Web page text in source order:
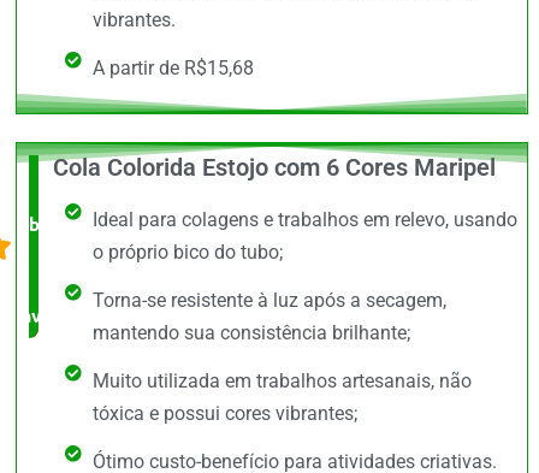
vibrantes.
A partir de R$15,68
O +
barato,
avaliado!
Cola Colorida Estojo com 6 Cores Maripel
Ideal para colagens e trabalhos em relevo, usando
o próprio bico do tubo;
Torna-se resistente à luz após a secagem,
mantendo sua consistência brilhante;
Muito utilizada em trabalhos artesanais, não
tóxica e possui cores vibrantes;
Ótimo custo-benefício para atividades criativas.